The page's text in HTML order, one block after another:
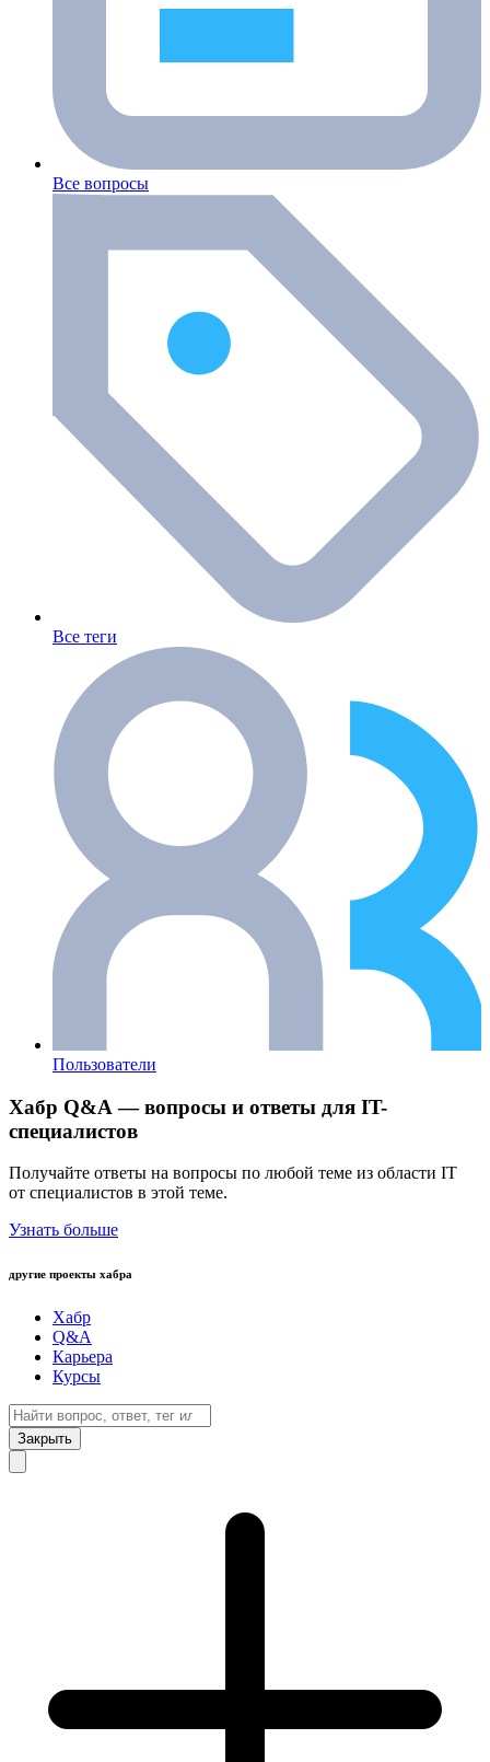
Все вопросы
Все теги
Пользователи
Хабр Q&A — вопросы и ответы для IT-
специалистов
Получайте ответы на вопросы по любой теме из области IT
от специалистов в этой теме.
Узнать больше
другие проекты хабра
Хабр
Q&A
Карьера
Курсы
Закрыть